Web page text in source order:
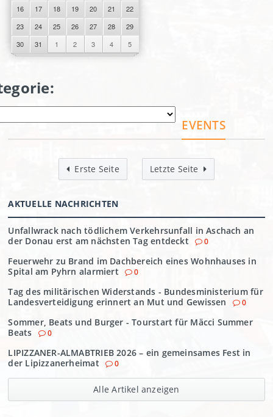
16
17 18 19 20 21
22
23
24 25 26 27 28
29
30
31 1 2 3 4 5
EVENTS
Erste Seite Letzte Seite
AKTUELLE NACHRICHTEN
Unfallwrack nach tödlichem Verkehrsunfall in Aschach an
der Donau erst am nächsten Tag entdeckt
0
Feuerwehr zu Brand im Dachbereich eines Wohnhauses in
Spital am Pyhrn alarmiert
0
Tag des militärischen Widerstands - Bundesministerium für
Landesverteidigung erinnert an Mut und Gewissen
0
Sommer, Beats und Burger - Tourstart für Mäcci Summer
Beats
0
LIPIZZANER-ALMABTRIEB 2026 – ein gemeinsames Fest in
der Lipizzanerheimat
0
Alle Artikel anzeigen